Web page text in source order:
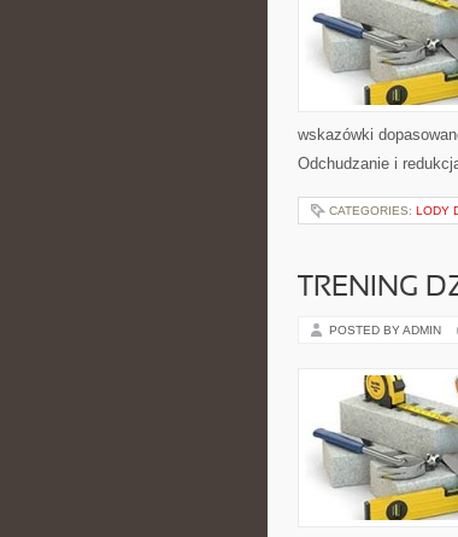
wskazówki
Odchudzanie i
CATEGORIES: LODY
TRENING
POSTED BY ADMIN